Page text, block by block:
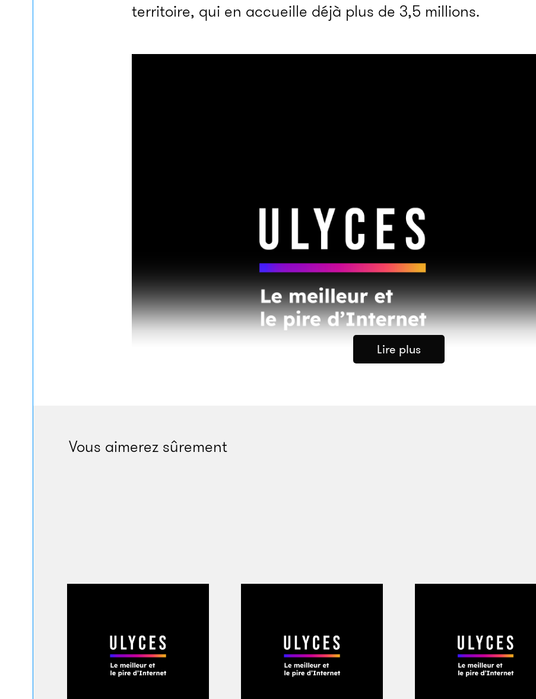
territoire, qui en accueille déjà plus de 3,5 millions.
Mais comme beaucoup d’accords en Syrie, celui-ci a fait
paquet
», résume Arthur Quesnay. Qui les arrêtera ? Fin
se sont joints au pilonnage en frappant un responsable
Lire plus
Vous aimerez sûrement